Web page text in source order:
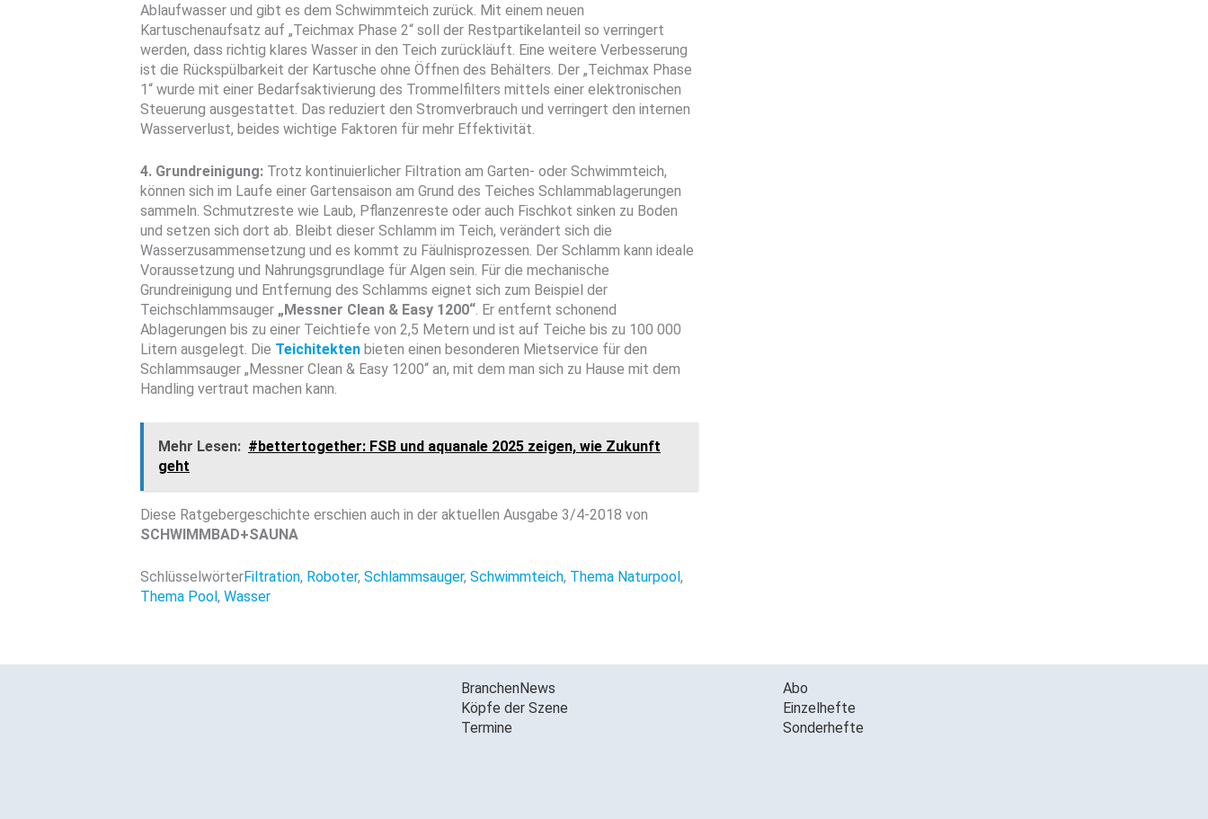
Ablaufwasser und gibt es dem Schwimmteich zurück. Mit einem neuen
Kartuschenaufsatz auf „Teichmax Phase 2“ soll der Restpartikelanteil so verringert
werden, dass richtig klares Wasser in den Teich zurückläuft. Eine weitere Verbesserung
ist die Rückspülbarkeit der Kartusche ohne Öffnen des Behälters. Der „Teichmax Phase
1“ wurde mit einer Bedarfsaktivierung des Trommelfilters mittels einer elektronischen
Steuerung ausgestattet. Das reduziert den Stromverbrauch und verringert den internen
Wasserverlust, beides wichtige Faktoren für mehr Effektivität.
4. Grundreinigung: Trotz kontinuierlicher Filtration am Garten- oder Schwimmteich,
können sich im Laufe einer Gartensaison am Grund des Teiches Schlammablagerungen
sammeln. Schmutzreste wie Laub, Pflanzenreste oder auch Fischkot sinken zu Boden
und setzen sich dort ab. Bleibt dieser Schlamm im Teich, verändert sich die
Wasserzusammensetzung und es kommt zu Fäulnisprozessen. Der Schlamm kann ideale
Voraussetzung und Nahrungsgrundlage für Algen sein. Für die mechanische
Grundreinigung und Entfernung des Schlamms eignet sich zum Beispiel der
Teichschlammsauger „Messner Clean & Easy 1200“. Er entfernt schonend
Ablagerungen bis zu einer Teichtiefe von 2,5 Metern und ist auf Teiche bis zu 100 000
Litern ausgelegt. Die Teichitekten bieten einen besonderen Mietservice für den
Schlammsauger „Messner Clean & Easy 1200“ an, mit dem man sich zu Hause mit dem
Handling vertraut machen kann.
Mehr Lesen: #bettertogether: FSB und aquanale 2025 zeigen, wie Zukunft
geht
Diese Ratgebergeschichte erschien auch in der aktuellen Ausgabe 3/4-2018 von
SCHWIMMBAD+SAUNA
SchlüsselwörterFiltration, Roboter, Schlammsauger, Schwimmteich, Thema Naturpool ,
Thema Pool , Wasser
BranchenNews
Köpfe der Szene
Termine
Abo
Einzelhefte
Sonderhefte